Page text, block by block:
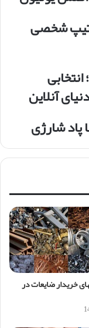
شخصی
آنلاین
پاد شارژی
خریدار ضایعات در